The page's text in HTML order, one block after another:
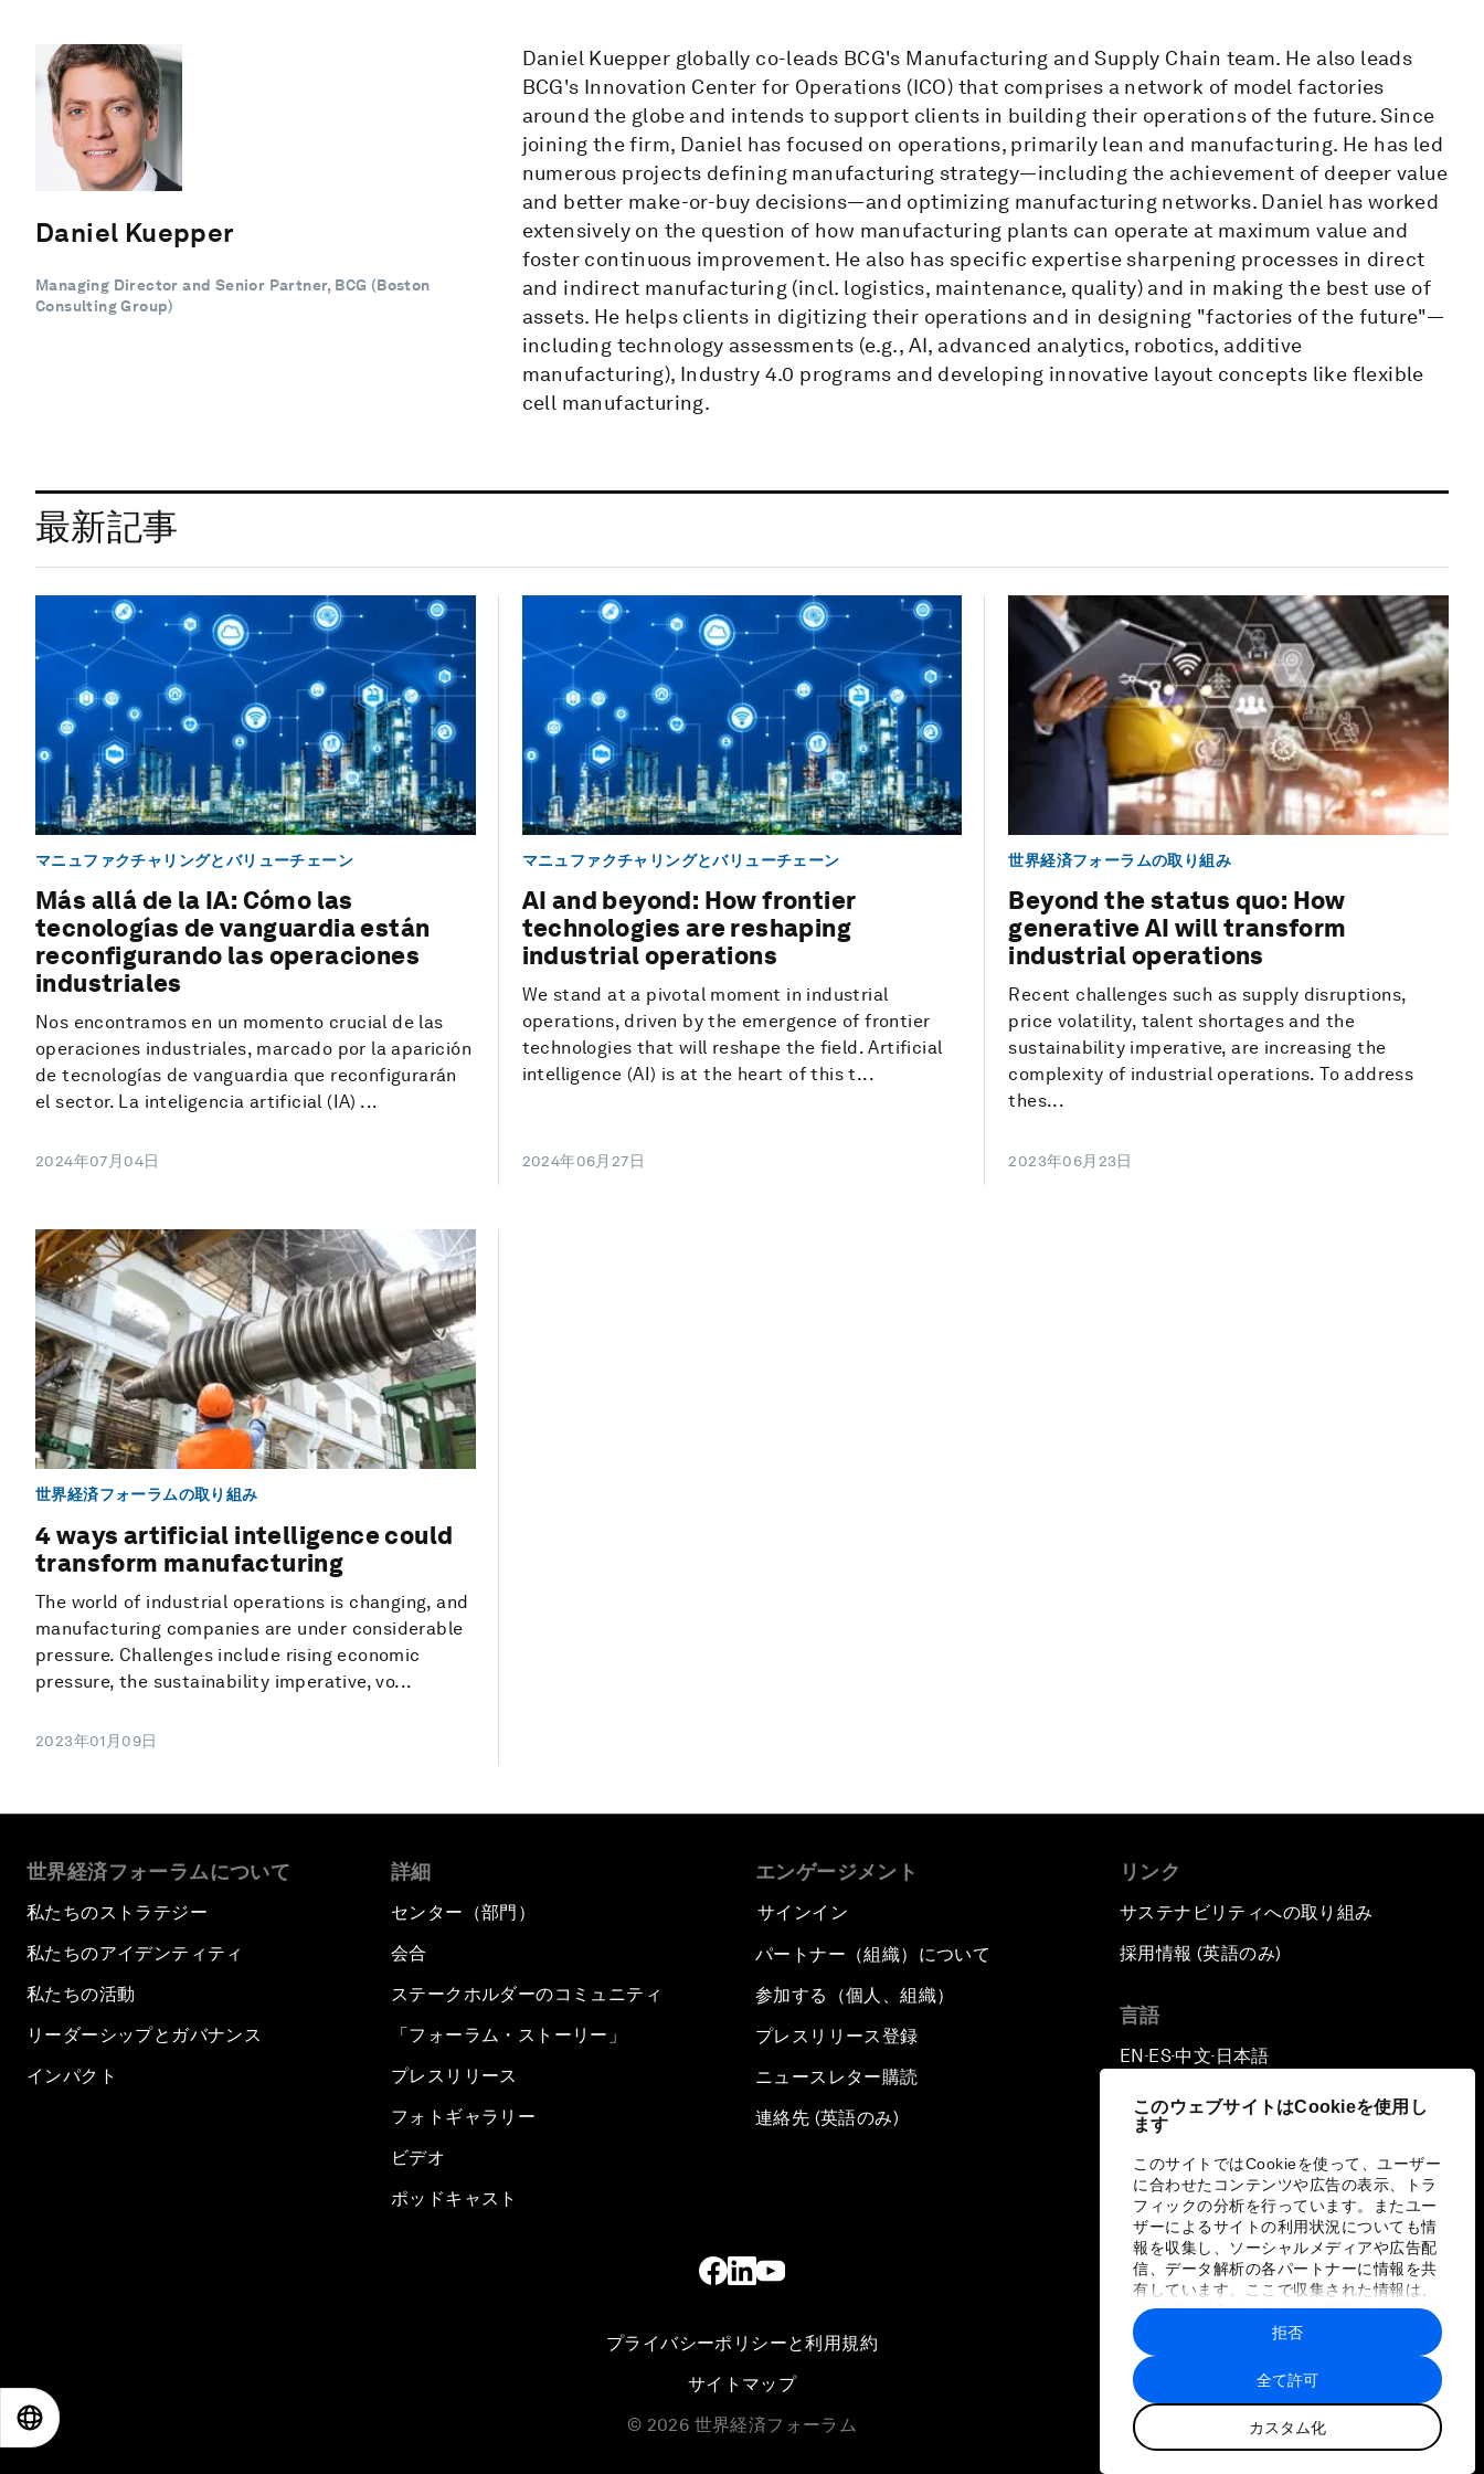
このウェブサイトはCookieを使用し
ます
このサイトではCookieを使って、ユーザー
に合わせたコンテンツや広告の表示、トラ
フィックの分析を行っています。またユー
ザーによるサイトの利用状況についても情
報を収集し、ソーシャルメディアや広告配
信、データ解析の各パートナーに情報を共
有しています。ここで収集された情報は、
ユーザーが各パートナーに提供した他の情
報や各パートナーのサービスを使用した際
に収集された情報と組み合わされ、各パー
トナーによって使用されることがありま
す。
全て許可
カスタム化
拒否
Daniel Kuepper
Managing Director and Senior Partner, BCG (Boston
Consulting Group)
Daniel Kuepper globally co-leads BCG's Manufacturing and Supply Chain team. He also leads
BCG's Innovation Center for Operations (ICO) that comprises a network of model factories
around the globe and intends to support clients in building their operations of the future. Since
joining the firm, Daniel has focused on operations, primarily lean and manufacturing. He has led
numerous projects defining manufacturing strategy—including the achievement of deeper value
and better make-or-buy decisions—and optimizing manufacturing networks. Daniel has worked
extensively on the question of how manufacturing plants can operate at maximum value and
foster continuous improvement. He also has specific expertise sharpening processes in direct
and indirect manufacturing (incl. logistics, maintenance, quality) and in making the best use of
assets. He helps clients in digitizing their operations and in designing "factories of the future"—
including technology assessments (e.g., AI, advanced analytics, robotics, additive
manufacturing), Industry 4.0 programs and developing innovative layout concepts like flexible
cell manufacturing.
最新記事
マニュファクチャリングとバリューチェーン
Más allá de la IA: Cómo las
tecnologías de vanguardia están
reconfigurando las operaciones
industriales
Nos encontramos en un momento crucial de las
operaciones industriales, marcado por la aparición
de tecnologías de vanguardia que reconfigurarán
el sector. La inteligencia artificial (IA) ...
2024年07月04日
マニュファクチャリングとバリューチェーン
AI and beyond: How frontier
technologies are reshaping
industrial operations
We stand at a pivotal moment in industrial
operations, driven by the emergence of frontier
technologies that will reshape the field. Artificial
intelligence (AI) is at the heart of this t...
2024年06月27日
世界経済フォーラムの取り組み
Beyond the status quo: How
generative AI will transform
industrial operations
Recent challenges such as supply disruptions,
price volatility, talent shortages and the
sustainability imperative, are increasing the
complexity of industrial operations. To address
thes...
2023年06月23日
世界経済フォーラムの取り組み
4 ways artificial intelligence could
transform manufacturing
The world of industrial operations is changing, and
manufacturing companies are under considerable
pressure. Challenges include rising economic
pressure, the sustainability imperative, vo...
2023年01月09日
世界経済フォーラムについて
私たちのストラテジー
私たちのアイデンティティ
私たちの活動
リーダーシップとガバナンス
インパクト
詳細
センター（部門）
会合
ステークホルダーのコミュニティ
「フォーラム・ストーリー」
プレスリリース
フォトギャラリー
ビデオ
ポッドキャスト
エンゲージメント
サインイン
パートナー（組織）について
参加する（個人、組織）
プレスリリース登録
ニュースレター購読
連絡先 (英語のみ)
リンク
サステナビリティへの取り組み
採用情報 (英語のみ)
言語
EN ▪ES▪中文▪ 日本語
プライバシーポリシーと利用規約
サイトマップ
© 2026 世界経済フォーラム